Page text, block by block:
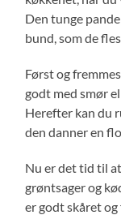
Den tunge
bund, som de
Først og
godt med smør
Herefter kan du
den danner en
Nu er det tid til
grøntsager og
er godt skåret